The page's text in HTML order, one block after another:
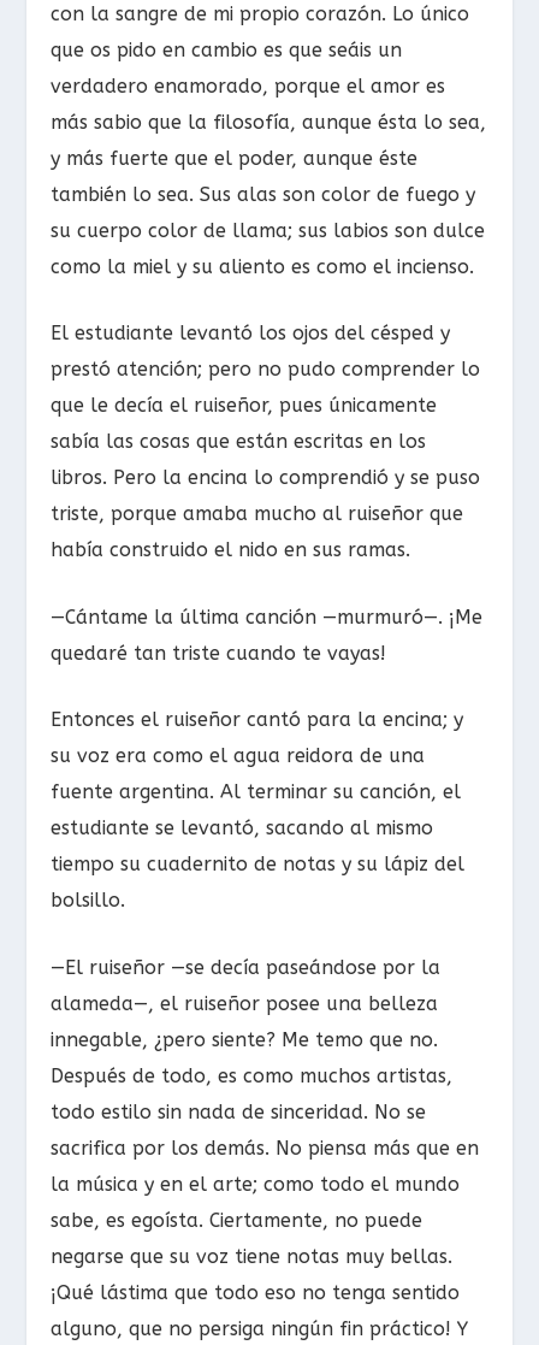
con la sangre de mi propio corazón. Lo único
que os pido en cambio es que seáis un
verdadero enamorado, porque el amor es
más sabio que la filosofía, aunque ésta lo sea,
y más fuerte que el poder, aunque éste
también lo sea. Sus alas son color de fuego y
su cuerpo color de llama; sus labios son dulce
como la miel y su aliento es como el incienso.
El estudiante levantó los ojos del césped y
prestó atención; pero no pudo comprender lo
que le decía el ruiseñor, pues únicamente
sabía las cosas que están escritas en los
libros. Pero la encina lo comprendió y se puso
triste, porque amaba mucho al ruiseñor que
había construido el nido en sus ramas.
—Cántame la última canción —murmuró—. ¡Me
quedaré tan triste cuando te vayas!
Entonces el ruiseñor cantó para la encina; y
su voz era como el agua reidora de una
fuente argentina. Al terminar su canción, el
estudiante se levantó, sacando al mismo
tiempo su cuadernito de notas y su lápiz del
bolsillo.
—El ruiseñor —se decía paseándose por la
alameda—, el ruiseñor posee una belleza
innegable, ¿pero siente? Me temo que no.
Después de todo, es como muchos artistas,
todo estilo sin nada de sinceridad. No se
sacrifica por los demás. No piensa más que en
la música y en el arte; como todo el mundo
sabe, es egoísta. Ciertamente, no puede
negarse que su voz tiene notas muy bellas.
¡Qué lástima que todo eso no tenga sentido
alguno, que no persiga ningún fin práctico! Y